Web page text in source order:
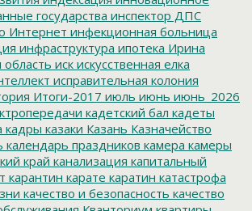
государства инспектор ДПС
Интернет инфекционная больница
инфраструктура ипотека Ирина
область иск искусственная елка
исправительная колония
Итоги-2017 июль июнь июнь_2026
кадетский бал кадеты
кадры казаки Казань Казначейство
календарь праздников камера камеры
край канализация капитальный
карантин карате каратин катастрофа
качество и безопасность качество